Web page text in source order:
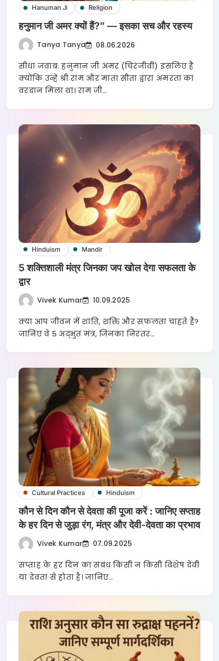
Hanuman Ji Religion
हनुमान जी अमर क्यों हैं?” — इसका सच और रहस्य
Tanya Tanya 08.06.2026
सीधा जवाब: हनुमान जी अमर (चिरंजीवी) इसलिए हैं
क्योंकि उन्हें श्री राम और माता सीता द्वारा अमरता का
वरदान मिला था। राम जी…
Hinduism Mandir
5 शक्तिशाली मंत्र जिनका जप खोल देगा सफलता के
द्वार
Vivek Kumar 10.09.2025
क्या आप जीवन में शांति, शक्ति और सफलता चाहते हैं?
जानिए वे 5 अद्भुत मंत्र, जिनका निरंतर…
Cultural Practices Hinduism
कौन से दिन कौन से देवता की पूजा करें : जानिए सप्ताह
के हर दिन से जुड़ा रंग, मंत्र और देवी-देवता का प्रभाव
Vivek Kumar 07.09.2025
सप्ताह के हर दिन का संबंध किसी न किसी विशेष देवी
या देवता से होता है। जानिए…